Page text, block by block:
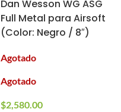
Dan Wesson WG ASG
Full Metal para Airsoft
(Color: Negro / 8″)
Agotado
Agotado
$2,580.00